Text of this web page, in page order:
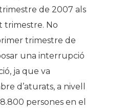
de 2007 als
trimestre. No
trimestre de
una interrupció
ja que va
d’aturats, a nivell
persones en el